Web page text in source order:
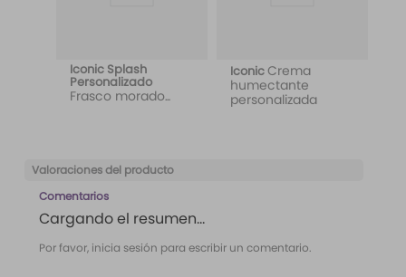
Iconic Splash
Personalizado
Frasco morado
IconicCrema
humectante
personalizada
Valoraciones del producto
Comentarios
Cargando el resumen…
Por favor, inicia sesión para escribir un comentario.